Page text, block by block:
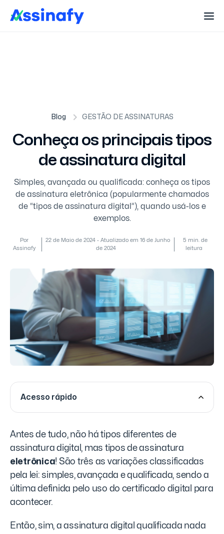
Blog GESTÃO DE ASSINATURAS
Conheça os principais tipos
de assinatura digital
Simples, avançada ou qualificada: conheça os tipos
de assinatura eletrônica (popularmente chamados
de “tipos de assinatura digital”), quando usá-los e
exemplos.
Por
Assinafy
22 de Maio de 2024 - Atualizado em 16 de Junho
de 2024
5 min. de
leitura
Acesso rápido
Antes de tudo, não há tipos diferentes de
assinatura digital, mas tipos de assinatura
eletrônica! São três as variações classificadas
pela lei: simples, avançada e qualificada, sendo a
última definida pelo uso do certificado digital para
acontecer.
Então, sim, a assinatura digital qualificada nada